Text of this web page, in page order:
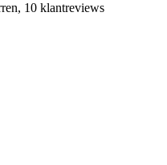
10 klantreviews